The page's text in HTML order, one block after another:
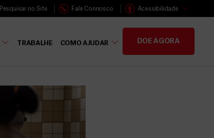
Pesquisar no Site Fale Connosco Acessibilidade
TRABALHE COMO AJUDAR DOE AGORA